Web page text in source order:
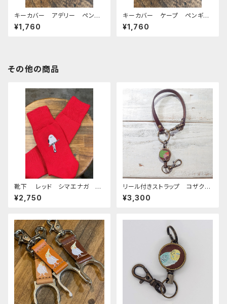
キーカバー アデリー ペンギ
ン CAMEL キャメル 栃木
レザー
¥1,760
キーカバー ケープ ペンギ
ン CAMEL キャメル 栃木
レザー
¥1,760
その他の商品
靴下 レッド シマエナガ く
つした しまえなが 刺繍 日
本製 奈良の靴下
¥2,750
リール付きストラップ コザクラ
インコ ノーマル ブラウン ×
ダークブラウン こざくらいん
¥3,300